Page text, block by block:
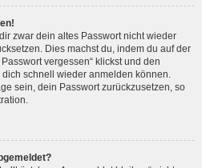
zwar dein altes Passwort nicht wieder
Dies machst du, indem du auf der
vergessen“ klickst und den
schnell wieder anmelden können.
sein, dein Passwort zurückzusetzen, so